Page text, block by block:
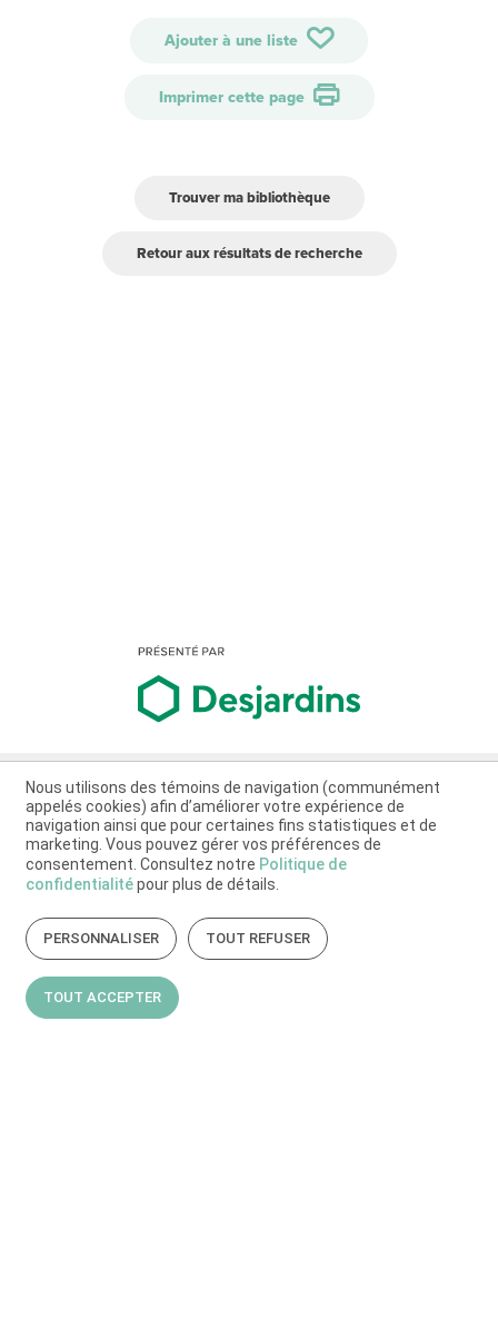
Ajouter à une liste
Imprimer cette page
Trouver ma bibliothèque
Retour aux résultats de recherche
Nous utilisons des témoins de navigation (communément
appelés cookies) afin d’améliorer votre expérience de
navigation ainsi que pour certaines fins statistiques et de
marketing. Vous pouvez gérer vos préférences de
consentement. Consultez notre Politique de
confidentialitépour plus de détails.
PERSONNALISER TOUT REFUSER
TOUT ACCEPTER